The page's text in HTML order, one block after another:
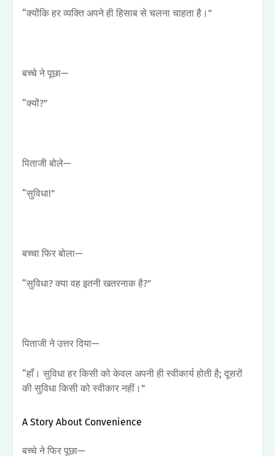
“क्योंकि हर व्यक्ति अपने ही हिसाब से चलना चाहता है।”
बच्चे ने पूछा—
“क्यों?”
पिताजी बोले—
“सुविधा!”
बच्चा फिर बोला—
“सुविधा? क्या वह इतनी खतरनाक है?”
पिताजी ने उत्तर दिया—
“हाँ। सुविधा हर किसी को केवल अपनी ही स्वीकार्य होती है; दूसरों
की सुविधा किसी को स्वीकार नहीं।”
A Story About Convenience
बच्चे ने फिर पूछा—